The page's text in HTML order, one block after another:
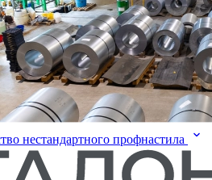
нестандартного профнастила